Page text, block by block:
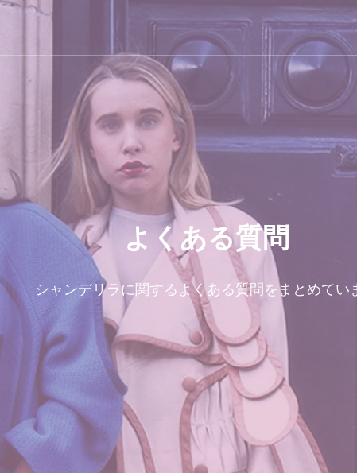
よくある質問
シャンデリラに関するよくある質問をまとめてい